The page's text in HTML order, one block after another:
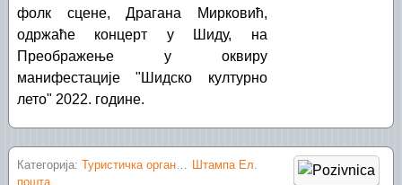
фолк сцене, Драгана Мирковић,
одржаће концерт у Шиду, на
Преображење у оквиру
манифестације "Шидско културно
лето" 2022. године.
Категорија: Туристичка организација Шид Штампа Ел.
пошта